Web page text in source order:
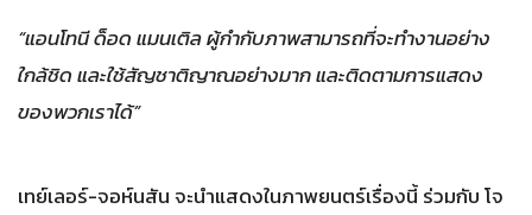
“แอนโทนี ด็อด แมนเติล ผู้กำกับภาพสามารถที่จะทำงานอย่าง
ใกล้ชิด และใช้สัญชาติญาณอย่างมาก และติดตามการแสดง
ของพวกเราได้”
เทย์เลอร์-จอห์นสัน จะนำแสดงในภาพยนตร์เรื่องนี้ ร่วมกับ โจ